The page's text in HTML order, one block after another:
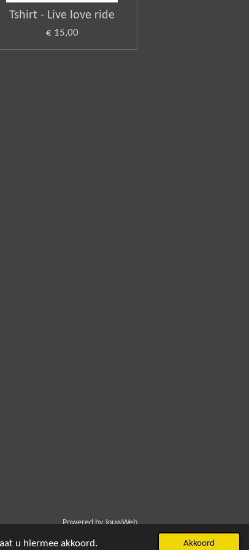
u hiermee akkoord. Akkoord
Tshirt - Live love ride
€ 15,00
Powered byJouwWeb